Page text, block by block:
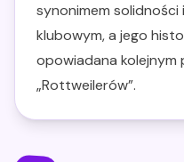
synonimem
klubowym, a jego
opowiadana kolejnym
„Rottweilerów”.